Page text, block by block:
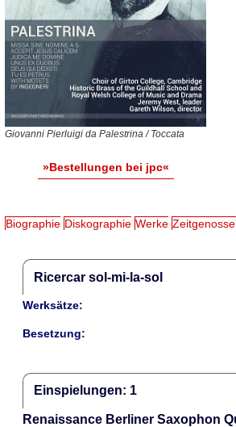
Giovanni Pierluigi da Palestrina / Toccata
»Bestellungen bei jpc«
Biographie Diskographie Werke
Ricercar sol-mi-la-sol
Werksätze:
Besetzung:
Einspielungen: 1
Renaissance Berliner Saxophon